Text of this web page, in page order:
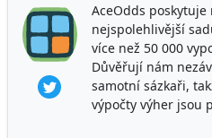
AceOdds
nejspolehlivější
více než 50 000
Důvěřují nám
samotní sázkaři,
výpočty výher jsou